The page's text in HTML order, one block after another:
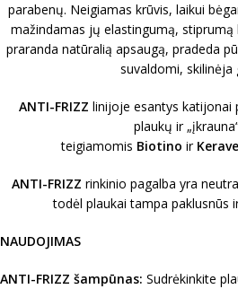
parabenų. Neigiamas krūvis, laikui
mažindamas jų elastingumą, stiprumą
praranda natūralią apsaugą, pradeda
suvaldomi, skilinėja
ANTI-FRIZZ linijoje esantys katijonai
plaukų ir
teigiamomis Biotino ir
ANTI-FRIZZ rinkinio pagalba yra
todėl plaukai tampa paklusnūs
NAUDOJIMAS
ANTI-FRIZZ šampūnas: Sudrėkinkite